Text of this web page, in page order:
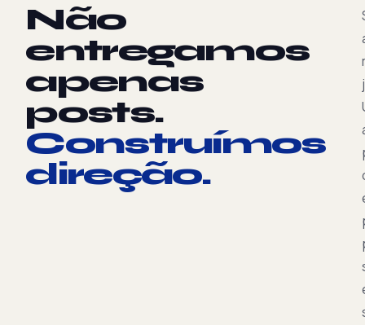
Não
entregamos
apenas
posts.
Construímos
direção.